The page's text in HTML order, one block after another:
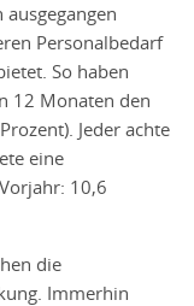
Personalbedarf
So haben
12 Monaten den
Jeder achte
eine
10,6
die
Immerhin